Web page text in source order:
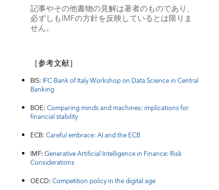
記事やその他書物の見解は著者のものであり、
必ずしもIMFの方針を反映しているとは限りま
せん。
［参考文献］
BIS: IFC-Bank of Italy Workshop on Data Science in Central
Banking
BOE:Comparing minds and machines: implications for
financial stability
ECB:Careful embrace: AI and the ECB
IMF:Generative Artificial Intelligence in Finance: Risk
Considerations
OECD:Competition policy in the digital age